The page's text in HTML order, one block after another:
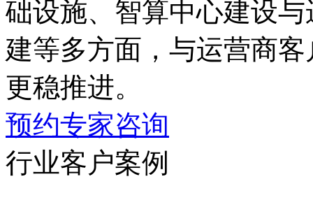
础设施、智算中心建设
建等多方面，与运营商客
更稳推进。
预约专家咨询
行业客户案例